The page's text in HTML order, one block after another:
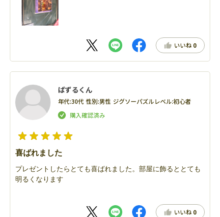
いいね 0
ぱずるくん
年代:30代 性別:男性 ジグソーパズルレベル:初心者
喜ばれました
プレゼントしたらとても喜ばれました。部屋に飾るととても
明るくなります
いいね 0